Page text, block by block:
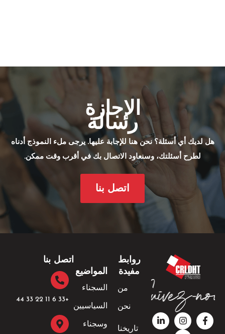
الإجازة
رسالة
هل لديك أي أسئلة؟ نحن هنا للإجابة عليها. يرجى ملء النموذج أدناه
لطرح أسئلتك، وسنعاود الاتصال بك في أقرب وقت ممكن.
اتصل بنا
ف
ي
ا
ن
ل
ي
ت
و
روابط
مفيدة
من
نحن
تاريخنا
المواضيع
السجناء
السياسيين
وسجناء
اتصل بنا
+33 6 11 22 33 44​